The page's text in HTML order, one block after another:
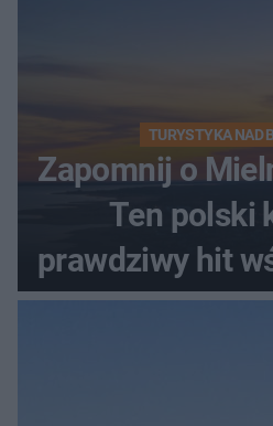
TURYSTYKA NAD
Zapomnij o
Ten polski
prawdziwy hit